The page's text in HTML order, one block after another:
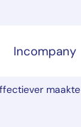
Incompany
maakte